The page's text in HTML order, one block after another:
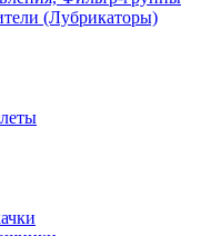
(Лубрикаторы)